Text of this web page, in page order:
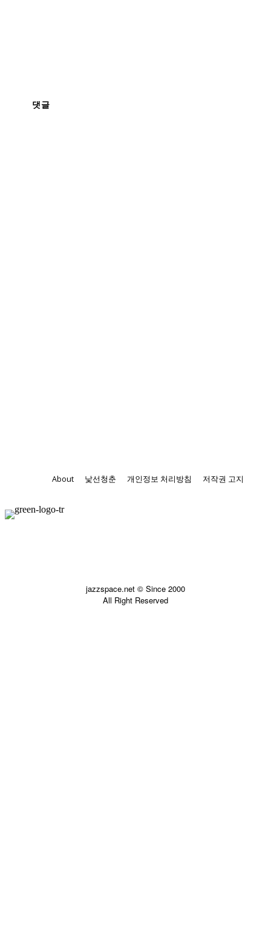
댓글
About 낯선청춘 개인정보 처리방침 저작권 고지
jazzspace.net © Since 2000
All Right Reserved